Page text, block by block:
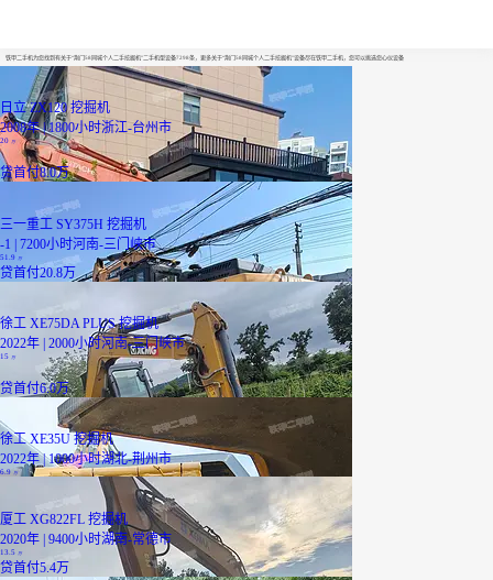
铁甲二手机为您找到有关于“荆门58同城个人二手挖掘机”二手机型设备7298条，更多关于“荆门58同城个人二手挖掘机”设备尽在铁甲二手机，您可以挑选您心仪设备
日立 ZX120 挖掘机
2008年 | 1800小时浙江-台州市
20 万
贷首付8.0万
三一重工 SY375H 挖掘机
-1 | 7200小时河南-三门峡市
51.9
贷首付20.8万
徐工 XE75DA PLUS 挖掘机
2022年 | 2000小时河南-三门峡市
15 万
贷首付6.0万
徐工 XE35U 挖掘机
2022年 | 1000小时湖北-荆州市
6.9 万
厦工 XG822FL 挖掘机
2020年 | 9400小时湖南-常德市
13.5 万
贷首付5.4万